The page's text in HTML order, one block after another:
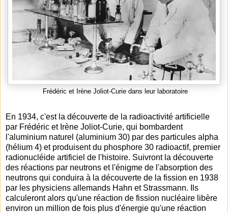
Frédéric et Irène Joliot-Curie dans leur laboratoire
En 1934, c'est la découverte de la radioactivité artificielle
par Frédéric et Irène Joliot-Curie, qui bombardent
l'aluminium naturel (aluminium 30) par des particules alpha
(hélium 4) et produisent du phosphore 30 radioactif, premier
radionucléide artificiel de l'histoire. Suivront la découverte
des réactions par neutrons et l'énigme de l'absorption des
neutrons qui conduira à la découverte de la fission en 1938
par les physiciens allemands Hahn et Strassmann. Ils
calculeront alors qu'une réaction de fission nucléaire libère
environ un million de fois plus d'énergie qu'une réaction